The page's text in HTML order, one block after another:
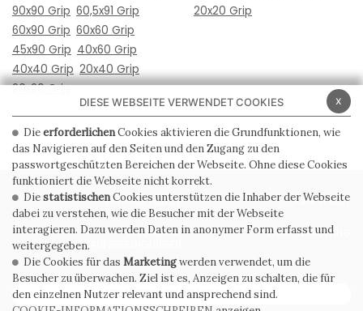
90x90 Grip 60,5x91 Grip
60x90 Grip 60x60 Grip
45x90 Grip 40x60 Grip
40x40 Grip 20x40 Grip
20x20 Grip
20x20 Grip
PRIVACY POLICY COOKIE POLICY
ALLGEMEINE
VERKAUFSBEDINGUNGEN
WHISTLEBLOWING
ABONNIEREN SIE DEN NEWSLETTER
x
DIESE WEBSEITE VERWENDET COOKIES
DieerforderlichenCookies aktivieren die Grundfunktionen, wie
das Navigieren auf den Seiten und den Zugang zu den
passwortgeschützten Bereichen der Webseite. Ohne diese Cookies
funktioniert die Webseite nicht korrekt.
DiestatistischenCookies unterstützen die Inhaber der Webseite
dabei zu verstehen, wie die Besucher mit der Webseite
interagieren. Dazu werden Daten in anonymer Form erfasst und
weitergegeben.
Die Cookies für das Marketingwerden verwendet, um die
Besucher zu überwachen. Ziel ist es, Anzeigen zu schalten, die für
den einzelnen Nutzer relevant und ansprechend sind.